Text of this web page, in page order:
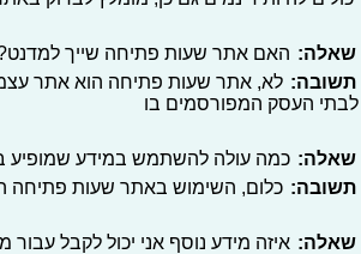
שאלה: האם אתר שעות פתיחה שייך
תשובה: לא, אתר שעות פתיחה הוא אתר
לבתי העסק המפורסמים בו
שאלה: כמה עולה להשתמש במידע שמופיע
תשובה: כלום, השימוש באתר שעות פתיחה
שאלה: איזה מידע נוסף אני יכול לקבל